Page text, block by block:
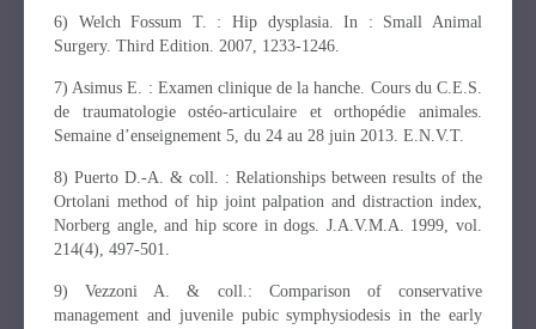
6) Welch Fossum T. : Hip dysplasia. In : Small Animal
Surgery. Third Edition. 2007, 1233-1246.
7) Asimus E. : Examen clinique de la hanche. Cours du C.E.S.
de traumatologie ostéo-articulaire et orthopédie animales.
Semaine d’enseignement 5, du 24 au 28 juin 2013. E.N.V.T.
8) Puerto D.-A. & coll. : Relationships between results of the
Ortolani method of hip joint palpation and distraction index,
Norberg angle, and hip score in dogs. J.A.V.M.A. 1999, vol.
214(4), 497-501.
9) Vezzoni A. & coll.: Comparison of conservative
management and juvenile pubic symphysiodesis in the early